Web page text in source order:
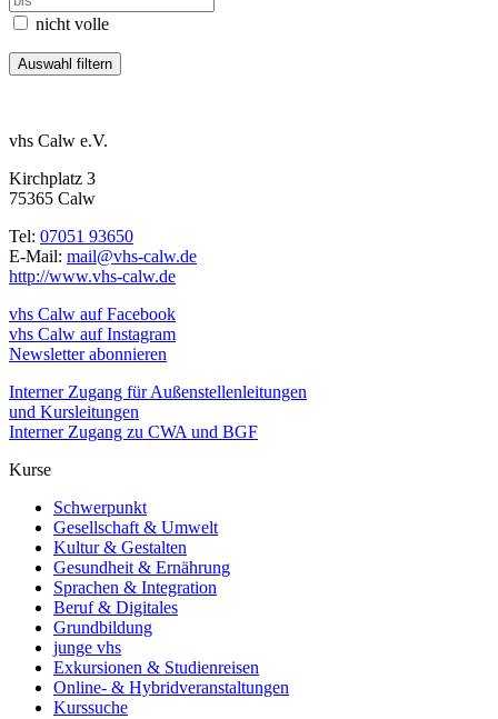
nicht volle
vhs Calw e.V.
Kirchplatz 3
75365 Calw
Tel: 07051 93650
E-Mail: mail@vhs-calw.de
http://www.vhs-calw.de
vhs Calw auf Facebook
vhs Calw auf Instagram
Newsletter abonnieren
Interner Zugang für Außenstellenleitungen
und Kursleitungen
Interner Zugang zu CWA und BGF
Kurse
Schwerpunkt
Gesellschaft & Umwelt
Kultur & Gestalten
Gesundheit & Ernährung
Sprachen & Integration
Beruf & Digitales
Grundbildung
junge vhs
Exkursionen & Studienreisen
Online- & Hybridveranstaltungen
Kurssuche